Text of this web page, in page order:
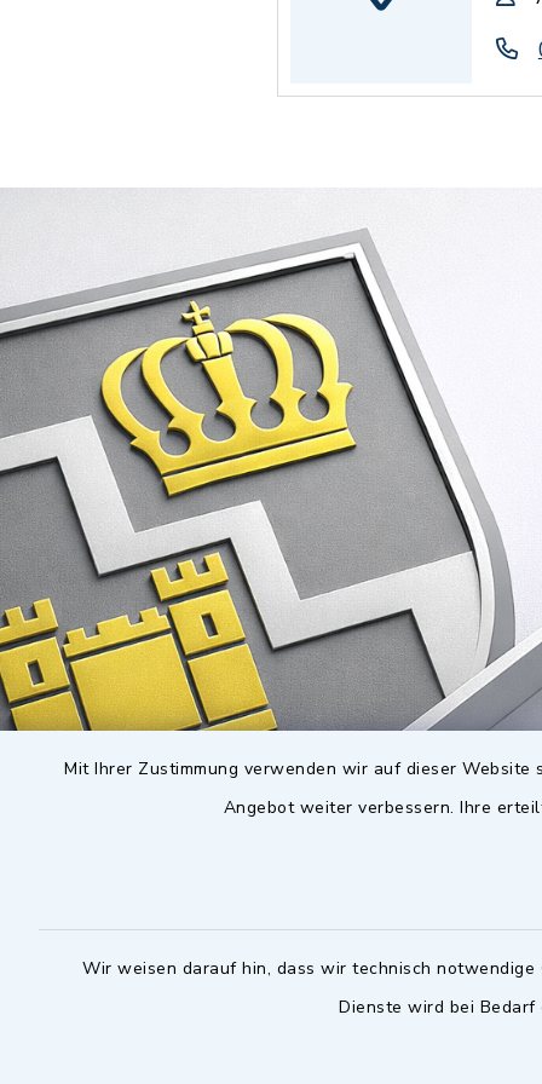
Mit Ihrer Zustimmung verwenden wir auf dieser
Angebot weiter verbessern. Ihre
Wir weisen darauf hin, dass wir technisch
Dienste wird bei